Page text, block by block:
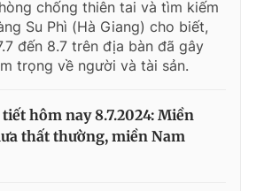
chống thiên tai và tìm kiếm
Su Phì (Hà Giang) cho biết,
đến 8.7 trên địa bàn đã gây
trọng về người và tài sản.
hôm nay 8.7.2024: Miền
thất thường, miền Nam